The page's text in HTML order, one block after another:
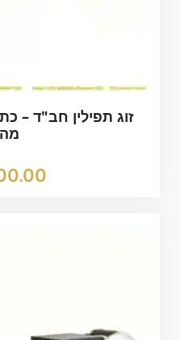
זוג תפילין חב"ד –